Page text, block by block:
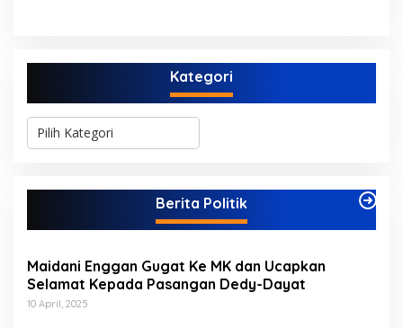
Kategori
K
g
Berita Politik
Maidani Enggan Gugat Ke MK dan Ucapkan
Selamat Kepada Pasangan Dedy-Dayat
10 April, 2025